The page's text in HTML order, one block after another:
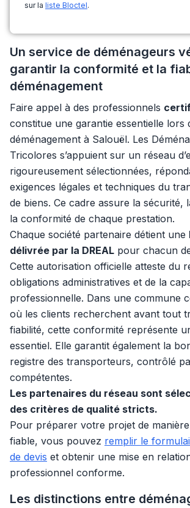
sur la liste Bloctel.
Un service de déménageurs
garantir la conformité et la
déménagement
Faire appel à des professionnels
constitue une garantie essentielle lors
déménagement à Salouël. Les
Tricolores s’appuient sur un réseau
rigoureusement sélectionnées,
exigences légales et techniques du
de biens. Ce cadre assure la sécurité,
la conformité de chaque prestation.
Chaque société partenaire détient une
délivrée par la DREAL pour chacun
Cette autorisation officielle atteste du
obligations administratives et de la
professionnelle. Dans une commune
où les clients recherchent avant tout
fiabilité, cette conformité représente
essentiel. Elle garantit également la
registre des transporteurs, contrôlé
compétentes.
Les partenaires du réseau sont
des critères de qualité stricts.
Pour préparer votre projet de
fiable, vous pouvez remplir le
de devis et obtenir une mise en
professionnel conforme.
Les distinctions entre